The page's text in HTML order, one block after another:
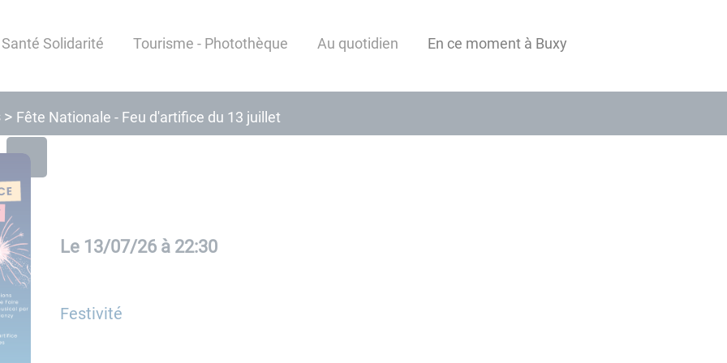
Santé Solidarité Tourisme - Photothèque Au quotidien En ce moment à Buxy
Fête Nationale - Feu d'artifice du 13 juillet
Le 13/07/26 à 22:30
Festivité